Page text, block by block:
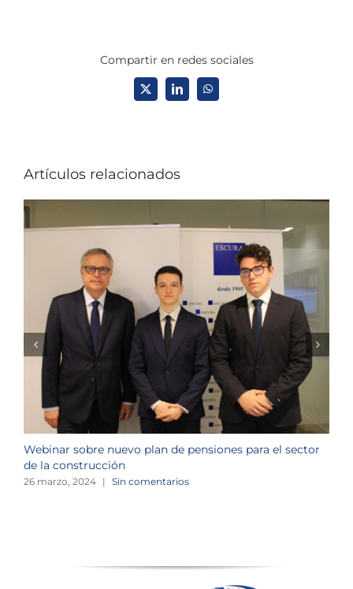
Compartir en redes sociales
X LinkedInWhatsApp
Artículos relacionados
Webinar sobre nuevo plan de pensiones para el sector
de la construcción
26 marzo, 2024 | Sin comentarios